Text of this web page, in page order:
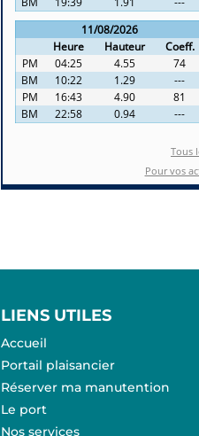
LIENS UTILES
Accueil
Portail plaisancier
Réserver ma manutention
Le port
Nos services